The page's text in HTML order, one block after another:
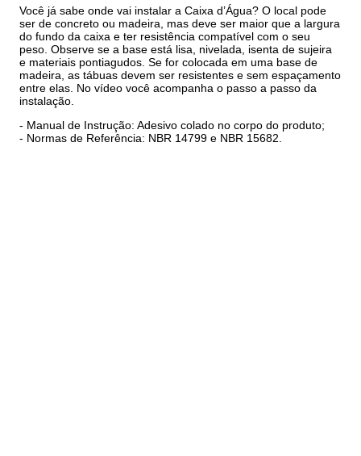
Você já sabe onde vai instalar a Caixa d’Água? O local pode
ser de concreto ou madeira, mas deve ser maior que a largura
do fundo da caixa e ter resistência compatível com o seu
peso. Observe se a base está lisa, nivelada, isenta de sujeira
e materiais pontiagudos. Se for colocada em uma base de
madeira, as tábuas devem ser resistentes e sem espaçamento
entre elas. No vídeo você acompanha o passo a passo da
instalação.
- Manual de Instrução: Adesivo colado no corpo do produto;
- Normas de Referência: NBR 14799 e NBR 15682.